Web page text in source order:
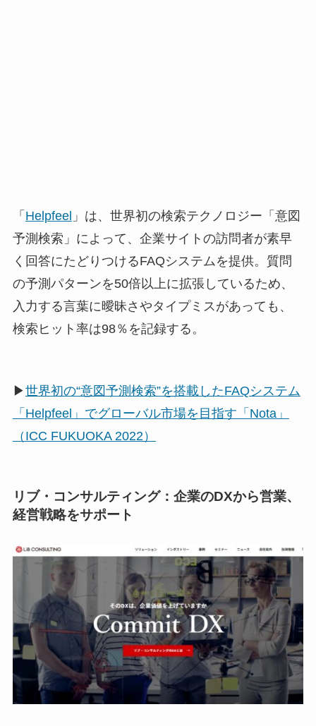
「 Helpfeel」は、世界初の検索テクノロジー「意図
予測検索」によって、企業サイトの訪問者が素早
く回答にたどりつけるFAQシステムを提供。質問
の予測パターンを50倍以上に拡張しているため、
入力する言葉に曖昧さやタイプミスがあっても、
検索ヒット率は98％を記録する。
▶ 世界初の“意図予測検索”を搭載したFAQシステム
「Helpfeel」でグローバル市場を目指す「Nota」
（ICC FUKUOKA 2022）
リブ・コンサルティング：企業のDXから営業、
経営戦略をサポート